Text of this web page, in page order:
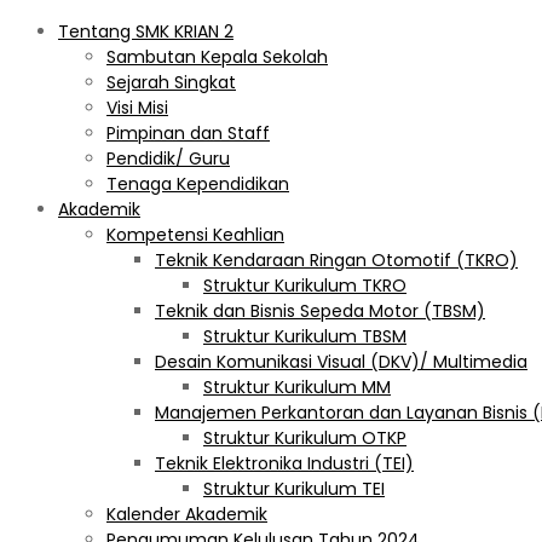
Tentang SMK KRIAN 2
Sambutan Kepala Sekolah
Sejarah Singkat
Visi Misi
Pimpinan dan Staff
Pendidik/ Guru
Tenaga Kependidikan
Akademik
Kompetensi Keahlian
Teknik Kendaraan Ringan Otomotif (TKRO)
Struktur Kurikulum TKRO
Teknik dan Bisnis Sepeda Motor (TBSM)
Struktur Kurikulum TBSM
Desain Komunikasi Visual (DKV)/ Multimedia
Struktur Kurikulum MM
Manajemen Perkantoran dan Layanan Bisnis
Struktur Kurikulum OTKP
Teknik Elektronika Industri (TEI)
Struktur Kurikulum TEI
Kalender Akademik